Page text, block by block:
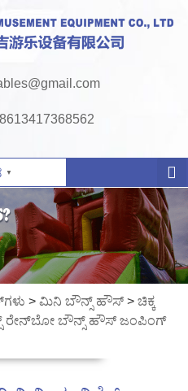
▼
> ಮಿನಿ ಬೌನ್ಸ್ ಹೌಸ್> ಚಿಕ್ಕ
ರೇನ್‌ಬೋ ಬೌನ್ಸ್ ಹೌಸ್ ಜಂಪಿಂಗ್